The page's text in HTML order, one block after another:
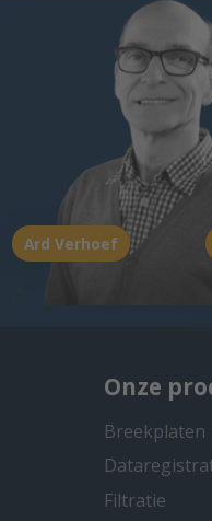
Ard Verhoef
Onze
Breekplaten
Filtratie